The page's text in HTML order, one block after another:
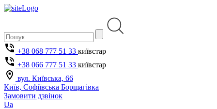
+38 068 777 51 33 київстар
+38 066 777 51 33 київстар
вул. Київська, 66
Київ, Софіївська Борщагівка
Замовити дзвінок
Ua